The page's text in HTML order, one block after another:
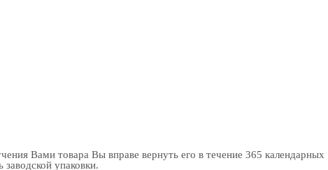
Вами товара Вы вправе вернуть его в течение 365 календарных
упаковки.